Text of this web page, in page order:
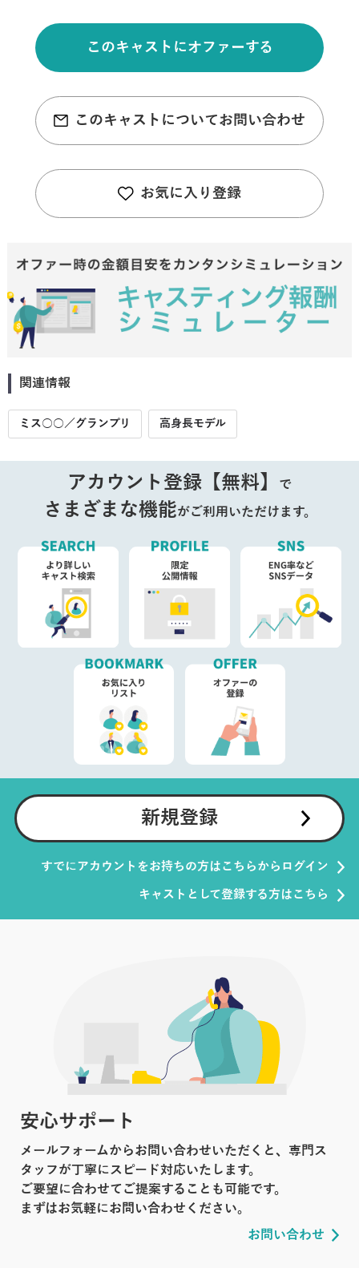
このキャストにオファーする
このキャストについてお問い合わせ
お気に入り登録
関連情報
ミス○○／グランプリ 高身長モデル
アカウント登録【無料】 で
さまざまな機能がご利用いただけます。
新規登録
すでにアカウントをお持ちの方はこちらからログイン
キャストとして登録する方はこちら
安心サポート
メールフォームからお問い合わせいただくと、専門ス
タッフが丁寧にスピード対応いたします。
ご要望に合わせてご提案することも可能です。
まずはお気軽にお問い合わせください。
お問い合わせ